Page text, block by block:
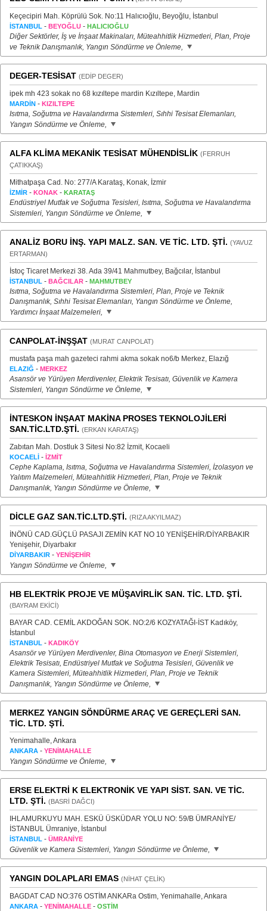
Keçecipiri Mah. Köprülü Sok. No:11 Halıcıoğlu, Beyoğlu, İstanbul
İSTANBUL - BEYOĞLU - HALICIOĞLU
Diğer Sektörler, İş ve İnşaat Makinaları, Müteahhitlik Hizmetleri, Plan, Proje
ve Teknik Danışmanlık, Yangın Söndürme ve Önleme,
DEGER-TESİSAT (EDİP DEGER)
ipek mh 423 sokak no 68 kızıltepe mardin Kızıltepe, Mardin
MARDİN - KIZILTEPE
Isıtma, Soğutma ve Havalandırma Sistemleri, Sıhhi Tesisat Elemanları,
Yangın Söndürme ve Önleme,
ALFA KLİMA MEKANİK TESİSAT MÜHENDİSLİK (FERRUH
ÇATIKKAŞ)
Mithatpaşa Cad. No: 277/A Karataş, Konak, İzmir
İZMİR - KONAK - KARATAŞ
Endüstriyel Mutfak ve Soğutma Tesisleri, Isıtma, Soğutma ve Havalandırma
Sistemleri, Yangın Söndürme ve Önleme,
ANALİZ BORU İNŞ. YAPI MALZ. SAN. VE TİC. LTD. ŞTİ. (YAVUZ
ERTARMAN)
İstoç Ticaret Merkezi 38. Ada 39/41 Mahmutbey, Bağcılar, İstanbul
İSTANBUL - BAĞCILAR - MAHMUTBEY
Isıtma, Soğutma ve Havalandırma Sistemleri, Plan, Proje ve Teknik
Danışmanlık, Sıhhi Tesisat Elemanları, Yangın Söndürme ve Önleme,
Yardımcı İnşaat Malzemeleri,
CANPOLAT-İNŞŞAT (MURAT CANPOLAT)
mustafa paşa mah gazeteci rahmi akma sokak no6/b Merkez, Elazığ
ELAZIĞ - MERKEZ
Asansör ve Yürüyen Merdivenler, Elektrik Tesisatı, Güvenlik ve Kamera
Sistemleri, Yangın Söndürme ve Önleme,
İNTESKON İNŞAAT MAKİNA PROSES TEKNOLOJİLERİ
SAN.TİC.LTD.ŞTİ. (ERKAN KARATAŞ)
Zabıtan Mah. Dostluk 3 Sitesi No:82 İzmit, Kocaeli
KOCAELİ - İZMİT
Cephe Kaplama, Isıtma, Soğutma ve Havalandırma Sistemleri, İzolasyon ve
Yalıtım Malzemeleri, Müteahhitlik Hizmetleri, Plan, Proje ve Teknik
Danışmanlık, Yangın Söndürme ve Önleme,
DİCLE GAZ SAN.TİC.LTD.ŞTİ. (RIZA AKYILMAZ)
İNÖNÜ CAD.GÜÇLÜ PASAJI ZEMİN KAT NO 10 YENİŞEHİR/DİYARBAKIR
Yenişehir, Diyarbakır
DİYARBAKIR - YENİŞEHİR
Yangın Söndürme ve Önleme,
HB ELEKTRİK PROJE VE MÜŞAVİRLİK SAN. TİC. LTD. ŞTİ.
(BAYRAM EKİCİ)
BAYAR CAD. CEMİL AKDOĞAN SOK. NO:2/6 KOZYATAĞI-İST Kadıköy,
İstanbul
İSTANBUL - KADIKÖY
Asansör ve Yürüyen Merdivenler, Bina Otomasyon ve Enerji Sistemleri,
Elektrik Tesisatı, Endüstriyel Mutfak ve Soğutma Tesisleri, Güvenlik ve
Kamera Sistemleri, Müteahhitlik Hizmetleri, Plan, Proje ve Teknik
Danışmanlık, Yangın Söndürme ve Önleme,
MERKEZ YANGIN SÖNDÜRME ARAÇ VE GEREÇLERİ SAN.
TİC. LTD. ŞTİ.
Yenimahalle, Ankara
ANKARA - YENİMAHALLE
Yangın Söndürme ve Önleme,
ERSE ELEKTRİ K ELEKTRONİK VE YAPI SİST. SAN. VE TİC.
LTD. ŞTİ. (BASRİ DAĞCI)
IHLAMURKUYU MAH. ESKÜ ÜSKÜDAR YOLU NO: 59/B ÜMRANİYE/
İSTANBUL Ümraniye, İstanbul
İSTANBUL - ÜMRANİYE
Güvenlik ve Kamera Sistemleri, Yangın Söndürme ve Önleme,
YANGIN DOLAPLARI EMAS (NİHAT ÇELİK)
BAGDAT CAD NO:376 OSTİM ANKARa Ostim, Yenimahalle, Ankara
ANKARA - YENİMAHALLE - OSTİM